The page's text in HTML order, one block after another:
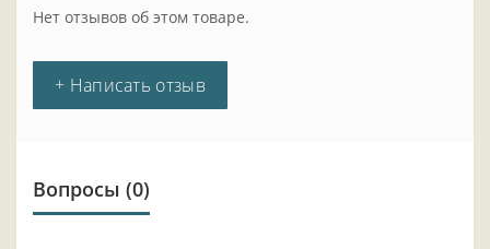
Нет отзывов об этом товаре.
+ Написать отзыв
Вопросы (0)